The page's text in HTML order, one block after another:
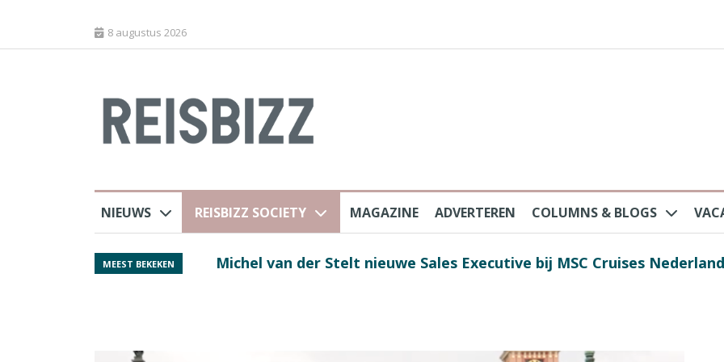
8 augustus 2026
NIEUWS REISBIZZ SOCIETY MAGAZINE ADVERTEREN COLUMNS & BLOGS
MEEST BEKEKEN
Spaans verkeersbureau na protesten massatoerisme: ‘Nederlandse